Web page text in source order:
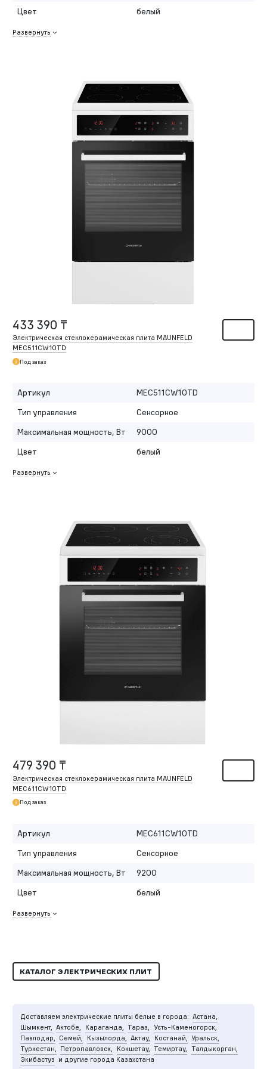
Цвет белый
Развернуть
433 390 ₸
Электрическая стеклокерамическая плита MAUNFELD
MEC511CW10TD
Под заказ
Артикул
MEC511CW10TD
Тип управления
Сенсорное
Максимальная мощность, Вт
9000
Цвет
белый
Развернуть
479 390 ₸
Электрическая стеклокерамическая плита MAUNFELD
MEC611CW10TD
Под заказ
Артикул
MEC611CW10TD
Тип управления
Сенсорное
Максимальная мощность, Вт
9200
Цвет
белый
Развернуть
КАТАЛОГ ЭЛЕКТРИЧЕСКИХ ПЛИТ
Доставляем электрические плиты белые в города: Астана,
Шымкент, Актобе, Караганда, Тараз, Усть-Каменогорск,
Павлодар, Семей, Кызылорда, Актау, Костанай, Уральск,
Туркестан, Петропавловск, Кокшетау, Темиртау,
Талдыкорган,
Экибастуз и другие города Казахстана